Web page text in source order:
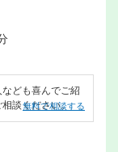
ども喜んでご紹
談ください。
無料で相談する